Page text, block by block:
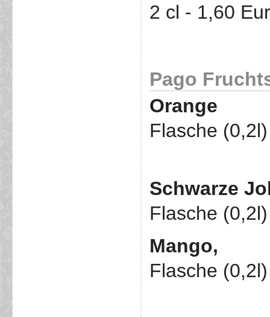
2 cl - 1,60
Pago
Orange
Flasche
Schwarze
Flasche
Mango,
Flasche